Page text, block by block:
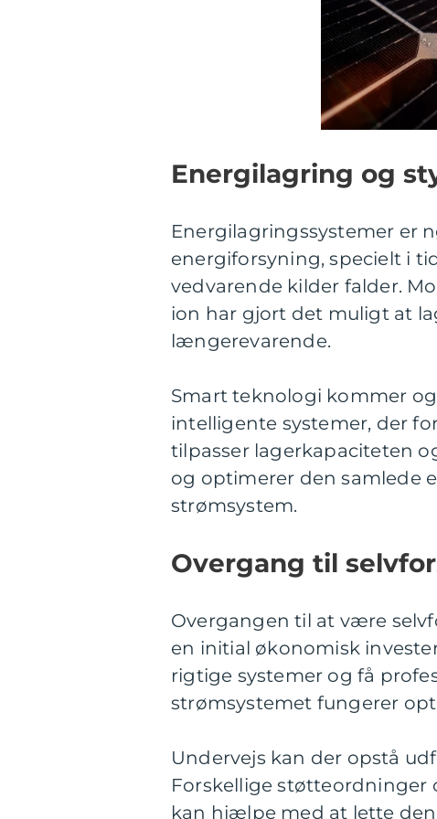
Energilagring og
Energilagringssystemer er
energiforsyning, specielt i
vedvarende kilder falder.
ion har gjort det muligt at
længerevarende.
Smart teknologi kommer
intelligente systemer, der
tilpasser lagerkapaciteten
og optimerer den samlede
strømsystem.
Overgang til
Overgangen til at være
en initial økonomisk
rigtige systemer og få
strømsystemet fungerer
Undervejs kan der opstå
Forskellige
kan hjælpe med at lette